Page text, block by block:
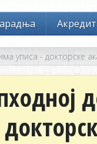
уписа - докторске